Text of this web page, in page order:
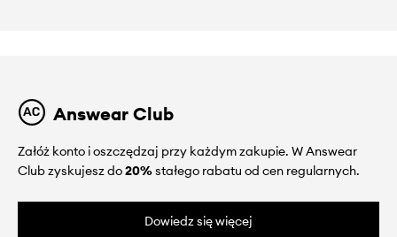
Answear Club
Załóż konto i oszczędzaj przy każdym zakupie. W Answear
Club zyskujesz do20%stałego rabatu od cen regularnych.
Dowiedz się więcej